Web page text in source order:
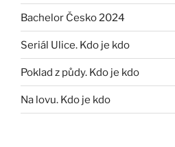
Bachelor Česko 2024
Seriál Ulice. Kdo je kdo
Poklad z půdy. Kdo je kdo
Na lovu. Kdo je kdo